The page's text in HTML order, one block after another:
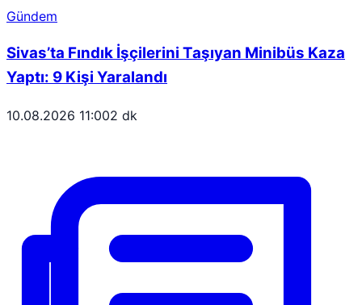
Gündem
Sivas’ta Fındık İşçilerini Taşıyan Minibüs Kaza
Yaptı: 9 Kişi Yaralandı
10.08.2026 11:002 dk